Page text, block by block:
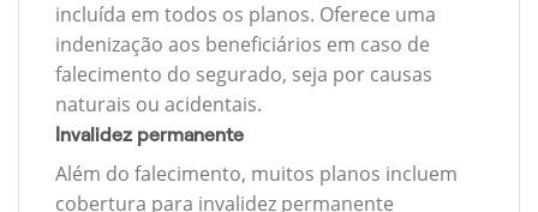
incluída em todos os planos. Oferece uma
indenização aos beneficiários em caso de
falecimento do segurado, seja por causas
naturais ou acidentais.
Invalidez permanente
Além do falecimento, muitos planos incluem
cobertura para invalidez permanente